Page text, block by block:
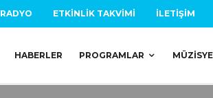
RADYO ETKINLIK TAKVIMI İLETIŞIM
HABERLER PROGRAMLAR